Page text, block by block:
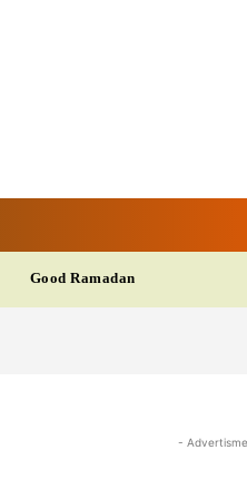
Good Ramadan
-